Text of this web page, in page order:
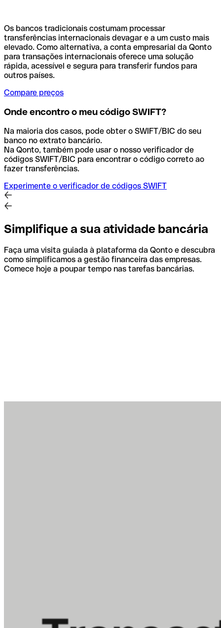
Os bancos tradicionais costumam processar
transferências internacionais devagar e a um custo mais
elevado. Como alternativa, a conta empresarial da Qonto
para transações internacionais oferece uma solução
rápida, acessível e segura para transferir fundos para
outros países.
Compare preços
Onde encontro o meu código SWIFT?
Na maioria dos casos, pode obter o SWIFT/BIC do seu
banco no extrato bancário.
Na Qonto, também pode usar o nosso verificador de
códigos SWIFT/BIC para encontrar o código correto ao
fazer transferências.
Experimente o verificador de códigos SWIFT
Simplifique a sua atividade bancária
Faça uma visita guiada à plataforma da Qonto e descubra
como simplificamos a gestão financeira das empresas.
Comece hoje a poupar tempo nas tarefas bancárias.